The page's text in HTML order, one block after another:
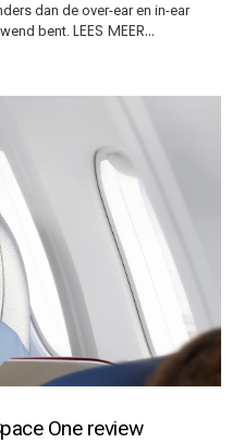
dan de over-ear en in-ear
bent. LEES MEER…
One review